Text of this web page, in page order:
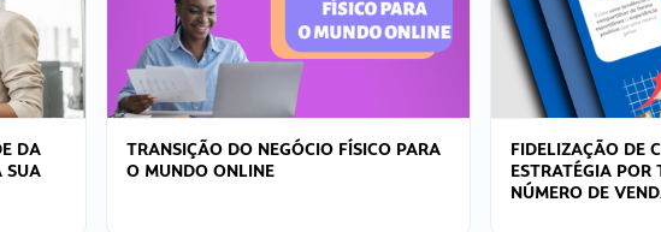
DA
SUA
TRANSIÇÃO DO NEGÓCIO FÍSICO PARA
O MUNDO ONLINE
FIDELIZAÇÃO DE
ESTRATÉGIA POR
NÚMERO DE